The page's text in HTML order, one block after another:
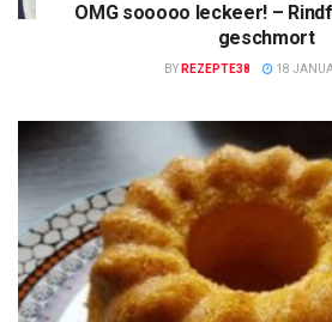
OMG sooooo leckeer! –
geschmort
BY REZEPTE38 18